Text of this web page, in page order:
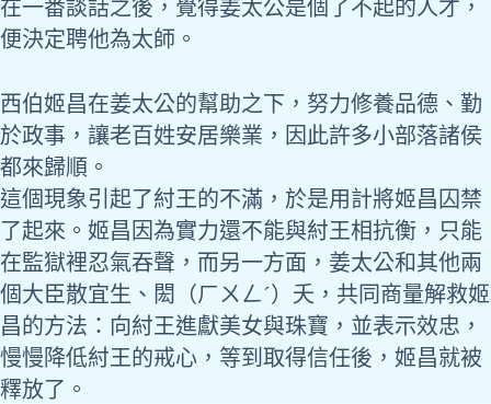
在一番談話之後，覺得姜太公是個了不起的人才，
便決定聘他為太師。
西伯姬昌在姜太公的幫助之下，努力修養品德、勤
於政事，讓老百姓安居樂業，因此許多小部落諸侯
都來歸順。
這個現象引起了紂王的不滿，於是用計將姬昌囚禁
了起來。姬昌因為實力還不能與紂王相抗衡，只能
在監獄裡忍氣吞聲，而另一方面，姜太公和其他兩
個大臣散宜生、閎（ㄏㄨㄥˊ）夭，共同商量解救姬
昌的方法：向紂王進獻美女與珠寶，並表示效忠，
慢慢降低紂王的戒心，等到取得信任後，姬昌就被
釋放了。